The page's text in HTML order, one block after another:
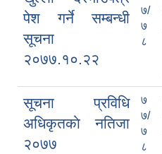
पेश गर्ने सम्बन्धी
सूचना
२०७७.१०.२२
७/
७
८
सूचना प्रविधि
अधिकृतकाे नतिजा
२०७७
७
७/
७
८